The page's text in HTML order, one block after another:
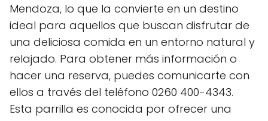
Mendoza, lo que la convierte en un destino
ideal para aquellos que buscan disfrutar de
una deliciosa comida en un entorno natural y
relajado. Para obtener más información o
hacer una reserva, puedes comunicarte con
ellos a través del teléfono 0260 400-4343.
Esta parrilla es conocida por ofrecer una